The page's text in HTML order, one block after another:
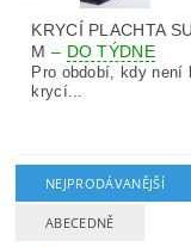
KRYCÍ PLACHTA
M – DO TÝDNE
Pro období, kdy není
krycí...
NEJPRODÁVANĚJŠÍ
ABECEDNĚ